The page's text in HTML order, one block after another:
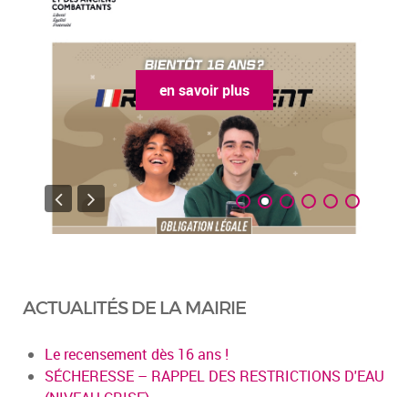
en savoir plus
ACTUALITÉS DE LA MAIRIE
Le recensement dès 16 ans !
SÉCHERESSE – RAPPEL DES RESTRICTIONS D'EAU